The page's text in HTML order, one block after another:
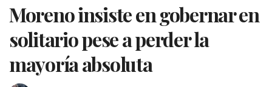
Moreno insiste en gobernar en
solitario pese a perder la
mayoría absoluta